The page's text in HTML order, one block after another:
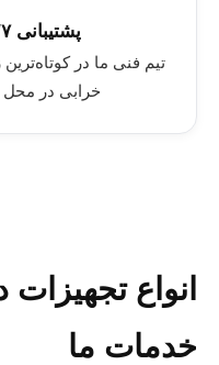
پشتیبانی ۲۴/۷ و اعزام سریع
تیم فنی ما در
خرابی در محل
انواع
خدمات ما